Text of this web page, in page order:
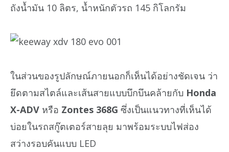
ถังน้ำมัน 10 ลิตร, น้ำหนักตัวรถ 145 กิโลกรัม
ในส่วนของรูปลักษณ์ภายนอกก็เห็นได้อย่างชัดเจน ว่า
ยึดตามสไตล์และเส้นสายแบบบึกบึนคล้ายกับ Honda
X-ADV หรือ Zontes 368G ซึ่งเป็นแนวทางที่เห็นได้
บ่อยในรถสกู๊ตเตอร์สายลุย มาพร้อมระบบไฟส่อง
สว่างรอบคันแบบ LED